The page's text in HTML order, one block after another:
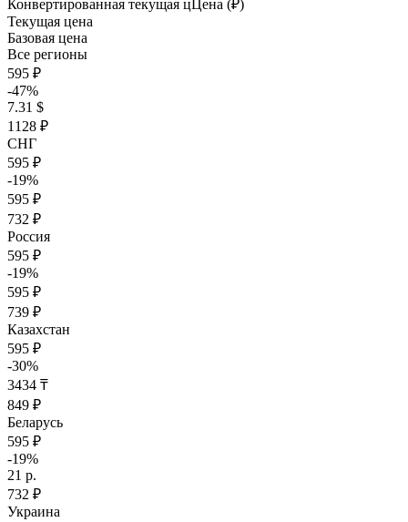
Конвертированная текущая ц
ена (₽)
Текущая цена
Базовая цена
Все регионы
595 ₽
-47%
7.31 $
1128 ₽
СНГ
595 ₽
-19%
595 ₽
732 ₽
Россия
595 ₽
-19%
595 ₽
739 ₽
Казахстан
595 ₽
-30%
3434 ₸
849 ₽
Беларусь
595 ₽
-19%
21 р.
732 ₽
Украина